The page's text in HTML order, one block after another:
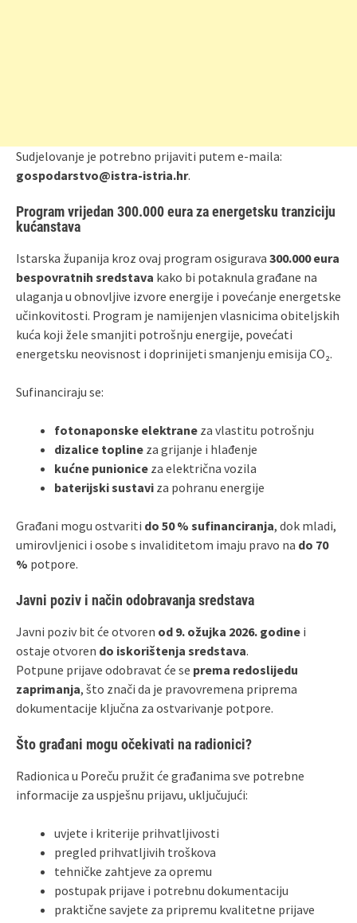
Sudjelovanje je potrebno prijaviti putem e‑maila:
gospodarstvo@istra-istria.hr.
Program vrijedan 300.000 eura za energetsku tranziciju
kućanstava
Istarska županija kroz ovaj program osigurava 300.000 eura
bespovratnih sredstava kako bi potaknula građane na
ulaganja u obnovljive izvore energije i povećanje energetske
učinkovitosti. Program je namijenjen vlasnicima obiteljskih
kuća koji žele smanjiti potrošnju energije, povećati
energetsku neovisnost i doprinijeti smanjenju emisija CO₂.
Sufinanciraju se:
fotonaponske elektrane za vlastitu potrošnju
dizalice topline za grijanje i hlađenje
kućne punionice za električna vozila
baterijski sustavi za pohranu energije
Građani mogu ostvariti do 50 % sufinanciranja, dok mladi,
umirovljenici i osobe s invaliditetom imaju pravo na do 70
% potpore.
Javni poziv i način odobravanja sredstava
Javni poziv bit će otvoren od 9. ožujka 2026. godine i
ostaje otvoren do iskorištenja sredstava.
Potpune prijave odobravat će se prema redoslijedu
zaprimanja, što znači da je pravovremena priprema
dokumentacije ključna za ostvarivanje potpore.
Što građani mogu očekivati na radionici?
Radionica u Poreču pružit će građanima sve potrebne
informacije za uspješnu prijavu, uključujući:
uvjete i kriterije prihvatljivosti
pregled prihvatljivih troškova
tehničke zahtjeve za opremu
postupak prijave i potrebnu dokumentaciju
praktične savjete za pripremu kvalitetne prijave